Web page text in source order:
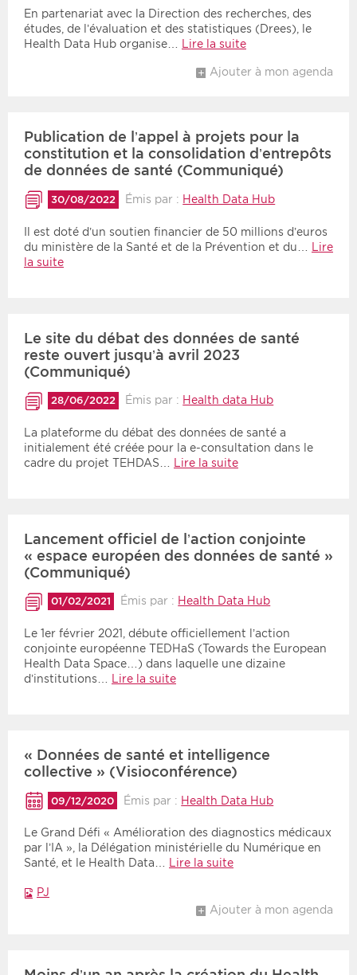
En partenariat avec la Direction des recherches, des
études, de l’évaluation et des statistiques (Drees), le
Health Data Hub organise… Lire la suite
Ajouter à mon agenda
Publication de l’appel à projets pour la
constitution et la consolidation d’entrepôts
de données de santé (Communiqué)
30/08/2022 Émis par : Health Data Hub
Il est doté d’un soutien financier de 50 millions d’euros
du ministère de la Santé et de la Prévention et du… Lire
la suite
Le site du débat des données de santé
reste ouvert jusqu’à avril 2023
(Communiqué)
28/06/2022 Émis par : Health data Hub
La plateforme du débat des données de santé a
initialement été créée pour la e-consultation dans le
cadre du projet TEHDAS…
Lire la suite
Lancement officiel de l’action conjointe
« espace européen des données de santé »
(Communiqué)
01/02/2021 Émis par : Health Data Hub
Le 1er février 2021, débute officiellement l’action
conjointe européenne TEDHaS (Towards the European
Health Data Space…) dans laquelle une dizaine
d’institutions…
Lire la suite
« Données de santé et intelligence
collective » (Visioconférence)
09/12/2020 Émis par : Health Data Hub
Le Grand Défi « Amélioration des diagnostics médicaux
par l’IA », la Délégation ministérielle du Numérique en
Santé, et le Health Data… Lire la suite
PJ
Ajouter à mon agenda